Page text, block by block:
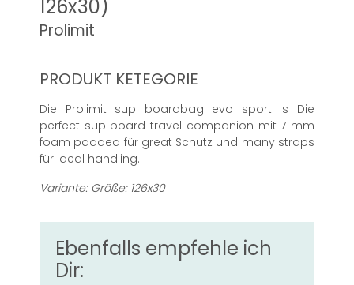
126x30)
Prolimit
PRODUKT KETEGORIE
Die Prolimit sup boardbag evo sport is Die
perfect sup board travel companion mit 7 mm
foam padded für great Schutz und many straps
für ideal handling.
Variante: Größe: 126x30
Ebenfalls empfehle ich
Dir: